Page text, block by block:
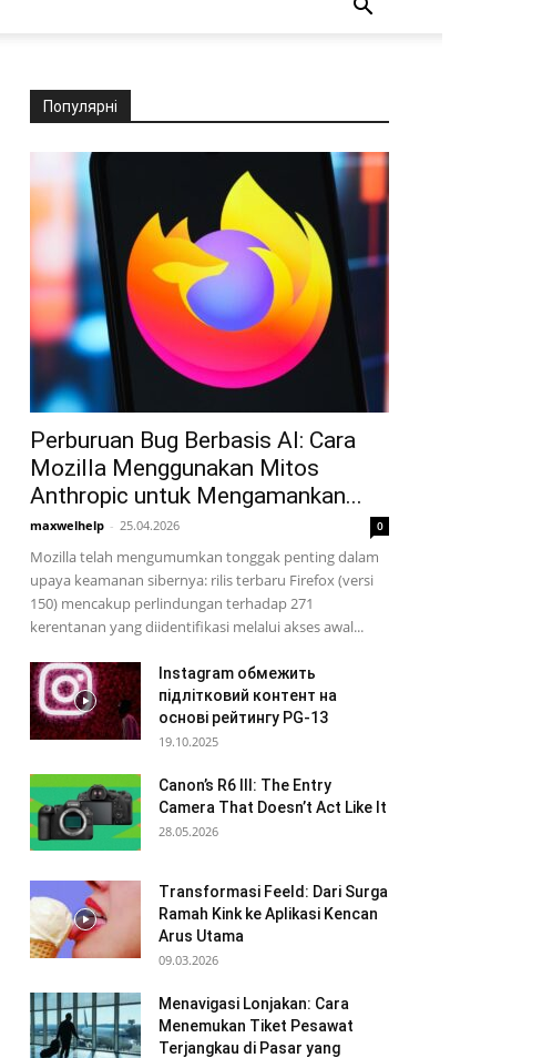
Популярні
Perburuan Bug Berbasis AI: Cara
Mozilla Menggunakan Mitos
Anthropic untuk Mengamankan...
maxwelhelp - 25.04.2026 0
Mozilla telah mengumumkan tonggak penting dalam
upaya keamanan sibernya: rilis terbaru Firefox (versi
150) mencakup perlindungan terhadap 271
kerentanan yang diidentifikasi melalui akses awal...
Instagram обмежить
підлітковий контент на
основі рейтингу PG-13
19.10.2025
Canon’s R6 III: The Entry
Camera That Doesn’t Act Like It
28.05.2026
Transformasi Feeld: Dari Surga
Ramah Kink ke Aplikasi Kencan
Arus Utama
09.03.2026
Menavigasi Lonjakan: Cara
Menemukan Tiket Pesawat
Terjangkau di Pasar yang